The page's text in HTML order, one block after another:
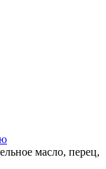
масло, перец,